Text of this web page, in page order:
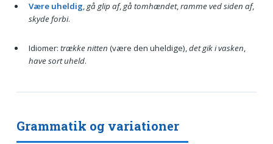
Være uheldig,gå glip af,gå tomhændet,ramme ved siden af,
skyde forbi.
Idiomer: trække nitten (være den uheldige),det gik i vasken,
have sort uheld.
Grammatik og variationer